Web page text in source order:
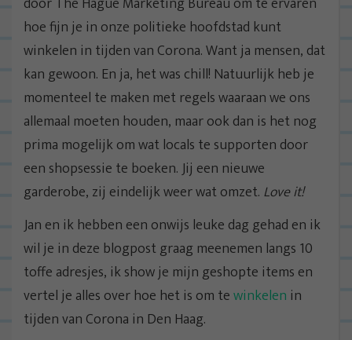
hoe fijn je in onze politieke hoofdstad kunt
winkelen in tijden van Corona. Want ja mensen, dat
kan gewoon. En ja, het was chill! Natuurlijk heb je
momenteel te maken met regels waaraan we ons
allemaal moeten houden, maar ook dan is het nog
prima mogelijk om wat locals te supporten door
een shopsessie te boeken. Jij een nieuwe
garderobe, zij eindelijk weer wat omzet. Love it!
Jan en ik hebben een onwijs leuke dag gehad en ik
wil je in deze blogpost graag meenemen langs 10
toffe adresjes, ik show je mijn geshopte items en
vertel je alles over hoe het is om tewinkelen in
tijden van Corona in Den Haag.